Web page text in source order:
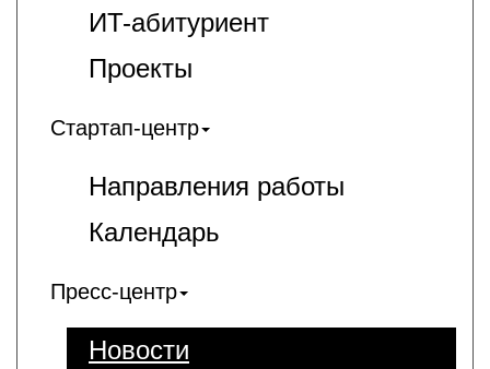
ИT-абитуриент
Проекты
Стартап-центр
Направления работы
Календарь
Пресс-центр
Новости